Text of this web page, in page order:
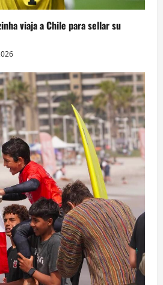
viaja a Chile para sellar su